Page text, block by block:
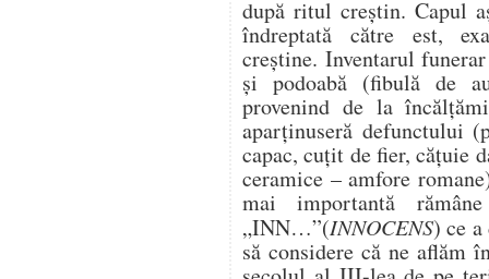
după ritul creştin. Capul
îndreptată către est,
creştine. Inventarul
şi podoabă (fibulă de
provenind de la
aparţinuseră defunctului
capac, cuţit de fier, căţuie
ceramice – amfore
mai importantă
„INN…”(INNOCENS) ce
să considere că ne aflăm